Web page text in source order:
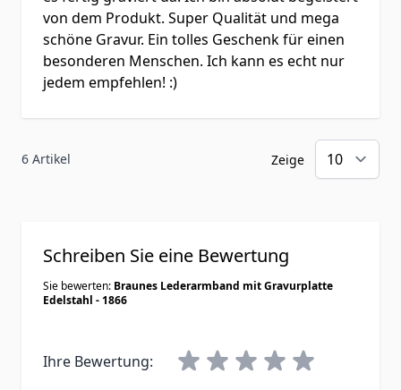
von dem Produkt. Super Qualität und mega
schöne Gravur. Ein tolles Geschenk für einen
besonderen Menschen. Ich kann es echt nur
jedem empfehlen! :)
6 Artikel Zeige
Schreiben Sie eine Bewertung
Sie bewerten: Braunes Lederarmband mit Gravurplatte
Edelstahl - 1866
Ihre Bewertung: